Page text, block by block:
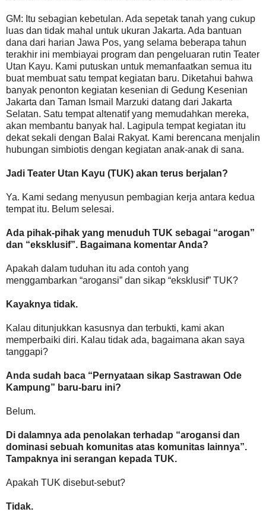
GM: Itu sebagian kebetulan. Ada sepetak tanah yang cukup
luas dan tidak mahal untuk ukuran Jakarta. Ada bantuan
dana dari harian Jawa Pos, yang selama beberapa tahun
terakhir ini membiayai program dan pengeluaran rutin Teater
Utan Kayu. Kami putuskan untuk memanfaatkan semua itu
buat membuat satu tempat kegiatan baru. Diketahui bahwa
banyak penonton kegiatan kesenian di Gedung Kesenian
Jakarta dan Taman Ismail Marzuki datang dari Jakarta
Selatan. Satu tempat altenatif yang memudahkan mereka,
akan membantu banyak hal. Lagipula tempat kegiatan itu
dekat sekali dengan Balai Rakyat. Kami berencana menjalin
hubungan simbiotis dengan kegiatan anak-anak di sana.
Jadi Teater Utan Kayu (TUK) akan terus berjalan?
Ya. Kami sedang menyusun pembagian kerja antara kedua
tempat itu. Belum selesai.
Ada pihak-pihak yang menuduh TUK sebagai “arogan”
dan “eksklusif”. Bagaimana komentar Anda?
Apakah dalam tuduhan itu ada contoh yang
menggambarkan “arogansi” dan sikap “eksklusif” TUK?
Kayaknya tidak.
Kalau ditunjukkan kasusnya dan terbukti, kami akan
memperbaiki diri. Kalau tidak ada, bagaimana akan saya
tanggapi?
Anda sudah baca “Pernyataan sikap Sastrawan Ode
Kampung” baru-baru ini?
Belum.
Di dalamnya ada penolakan terhadap “arogansi dan
dominasi sebuah komunitas atas komunitas lainnya”.
Tampaknya ini serangan kepada TUK.
Apakah TUK disebut-sebut?
Tidak.